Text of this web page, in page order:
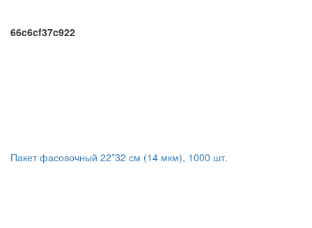
66c6cf37c922
Пакет фасовочный 22*32 см (14 мкм), 1000 шт.